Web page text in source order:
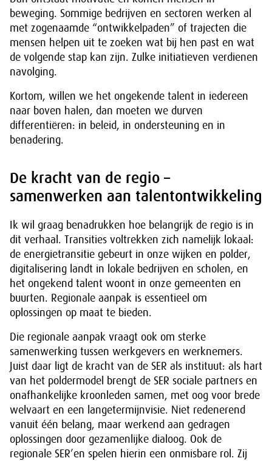
beweging. Sommige bedrijven en sectoren werken al
met zogenaamde “ontwikkelpaden” of trajecten die
mensen helpen uit te zoeken wat bij hen past en wat
de volgende stap kan zijn. Zulke initiatieven verdienen
navolging.
Kortom, willen we het ongekende talent in iedereen
naar boven halen, dan moeten we durven
differentiëren: in beleid, in ondersteuning en in
benadering.
De kracht van de regio –
samenwerken aan talentontwikkeling
Ik wil graag benadrukken hoe belangrijk de regio is in
dit verhaal. Transities voltrekken zich namelijk lokaal:
de energietransitie gebeurt in onze wijken en polder,
digitalisering landt in lokale bedrijven en scholen, en
het ongekend talent woont in onze gemeenten en
buurten. Regionale aanpak is essentieel om
oplossingen op maat te bieden.
Die regionale aanpak vraagt ook om sterke
samenwerking tussen werkgevers en werknemers.
Juist daar ligt de kracht van de SER als instituut: als hart
van het poldermodel brengt de SER sociale partners en
onafhankelijke kroonleden samen, met oog voor brede
welvaart en een langetermijnvisie. Niet redenerend
vanuit één belang, maar werkend aan gedragen
oplossingen door gezamenlijke dialoog. Ook de
regionale SER’en spelen hierin een onmisbare rol. Zij